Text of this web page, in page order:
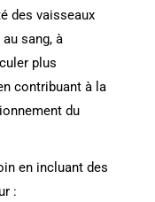
des vaisseaux
sang, à
plus
contribuant à la
du
en incluant des
: